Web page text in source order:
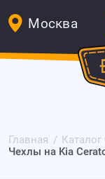
Москва
Главная Каталог
Чехлы на Kia